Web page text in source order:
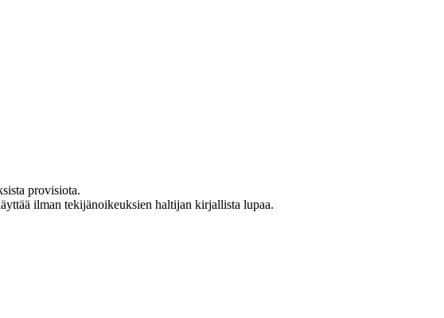
provisiota.
ilman tekijänoikeuksien haltijan kirjallista lupaa.